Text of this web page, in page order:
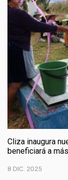
Cliza inaugura
beneficiará a
8 DIC. 2025